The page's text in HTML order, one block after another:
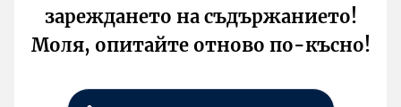
зареждането на съдържанието!
Моля, опитайте отново по-късно!